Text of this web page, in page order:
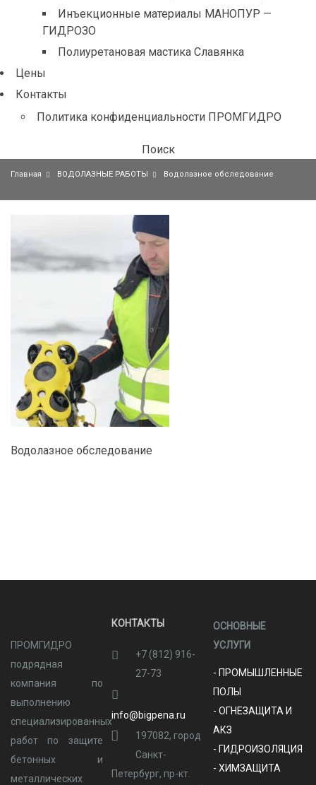
Инъекционные материалы МАНОПУР —
ГИДРОЗО
Полиуретановая мастика Славянка
Цены
Контакты
Политика конфиденциальности ПРОМГИДРО
Поиск
Главная ВОДОЛАЗНЫЕ РАБОТЫ Водолазное обследование
Водолазное обследование
ПРОМГИДРО
подрядная
компания по
выполнению
специализированных
работ по защите
бетонных и
металлических
КОНТАКТЫ
+7 (812) 916-
27-73
info@bigpena.ru
197082, город
Санкт-
Петербург, пр-кт.
ОСНОВНЫЕ
УСЛУГИ
- ПРОМЫШЛЕННЫЕ
ПОЛЫ
- ОГНЕЗАЩИТА И
АКЗ
- ГИДРОИЗОЛЯЦИЯ
- ХИМЗАЩИТА